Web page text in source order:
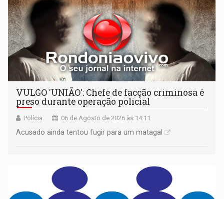
VULGO 'UNIÃO': Chefe de facção criminosa é
preso durante operação policial
Polícia 06 de Agosto de 2026 às 14:11
Acusado ainda tentou fugir para um matagal